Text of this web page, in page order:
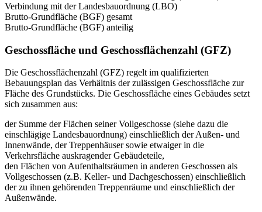
Verbindung mit der Landesbauordnung (LBO)
Brutto-Grundfläche (BGF) gesamt
Brutto-Grundfläche (BGF) anteilig
Geschossfläche und Geschossflächenzahl (GFZ)
Die Geschossflächenzahl (GFZ) regelt im qualifizierten
Bebauungsplan das Verhältnis der zulässigen Geschossfläche zur
Fläche des Grundstücks. Die Geschossfläche eines Gebäudes setzt
sich zusammen aus:
der Summe der Flächen seiner Vollgeschosse (siehe dazu die
einschlägige Landesbauordnung) einschließlich der Außen- und
Innenwände, der Treppenhäuser sowie etwaiger in die
Verkehrsfläche auskragender Gebäudeteile,
den Flächen von Aufenthaltsräumen in anderen Geschossen als
Vollgeschossen (z.B. Keller- und Dachgeschossen) einschließlich
der zu ihnen gehörenden Treppenräume und einschließlich der
Außenwände.